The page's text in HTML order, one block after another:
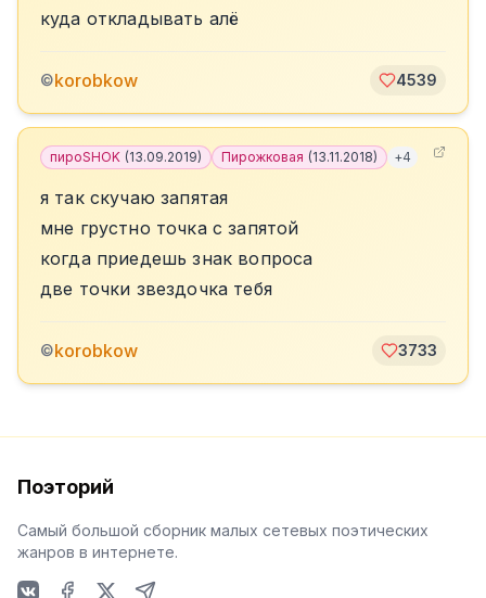
куда откладывать алë
©korobkow 4539
пироSHOK (13.09.2019) Пирожковая (13.11.2018) +4
я так скучаю запятая
мне грустно точка с запятой
когда приедешь знак вопроса
две точки звездочка тебя
©korobkow 3733
Поэторий
Самый большой сборник малых сетевых поэтических
жанров в интернете.